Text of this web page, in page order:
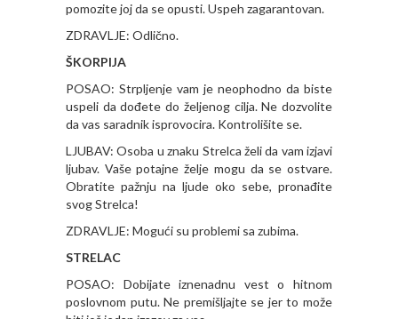
pomozite joj da se opusti. Uspeh zagarantovan.
ZDRAVLJE: Odlično.
ŠKORPIJA
POSAO: Strpljenje vam je neophodno da biste
uspeli da dođete do željenog cilja. Ne dozvolite
da vas saradnik isprovocira. Kontrolišite se.
LJUBAV: Osoba u znaku Strelca želi da vam izjavi
ljubav. Vaše potajne želje mogu da se ostvare.
Obratite pažnju na ljude oko sebe, pronađite
svog Strelca!
ZDRAVLJE: Mogući su problemi sa zubima.
STRELAC
POSAO: Dobijate iznenadnu vest o hitnom
poslovnom putu. Ne premišljajte se jer to može